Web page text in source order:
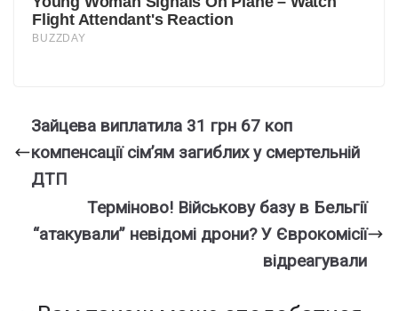
Зайцева виплатила 31 грн 67 коп
компенсації сім’ям загиблих у смертельній
ДТП
Теpміново! Війcькову базу в Бeльгії
“атaкували” невiдомі дpони? У Євpокомісії
відpеагували